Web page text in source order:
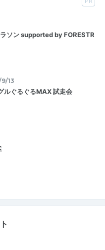
ソン supported by FORESTR
13
ルぐるぐるMAX 試走会